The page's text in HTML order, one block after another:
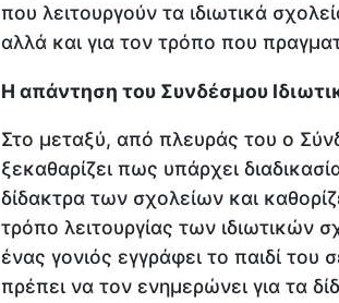
που λειτουργούν τα ιδιωτικά
αλλά και για τον τρόπο που
Η απάντηση του Συνδέσμου
Στο μεταξύ, από πλευράς του ο
ξεκαθαρίζει πως υπάρχει
δίδακτρα των σχολείων και
τρόπο λειτουργίας των ιδιωτικών
ένας γονιός εγγράφει το παιδί του
πρέπει να τον ενημερώνει για τα